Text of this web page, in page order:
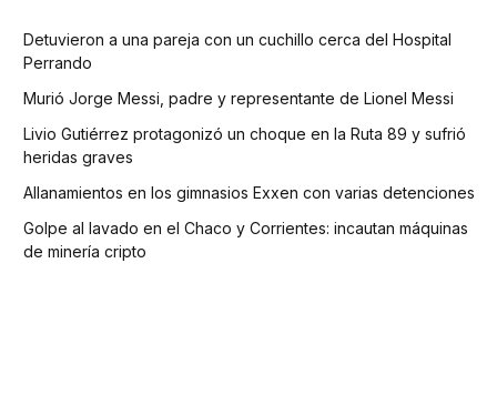
Detuvieron a una pareja con un cuchillo cerca del Hospital
Perrando
Murió Jorge Messi, padre y representante de Lionel Messi
Livio Gutiérrez protagonizó un choque en la Ruta 89 y sufrió
heridas graves
Allanamientos en los gimnasios Exxen con varias detenciones
Golpe al lavado en el Chaco y Corrientes: incautan máquinas
de minería cripto